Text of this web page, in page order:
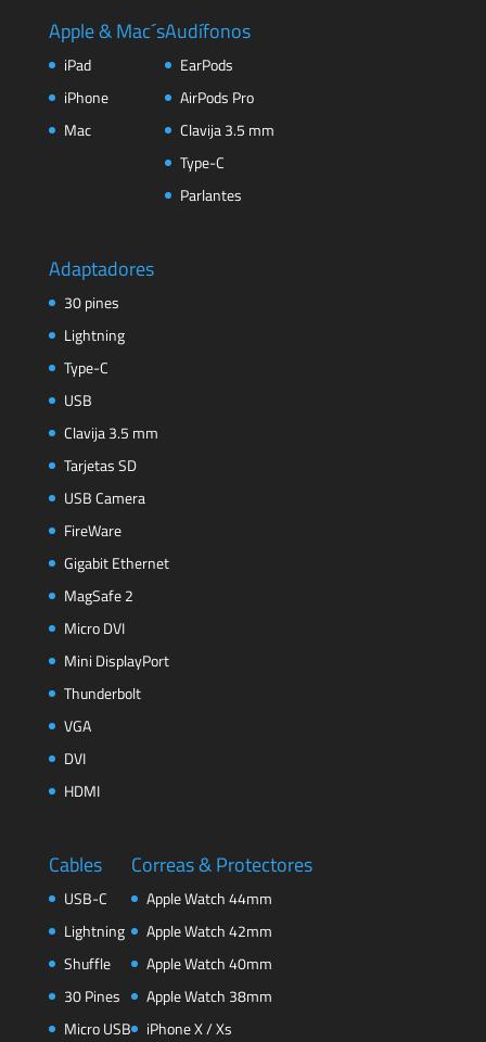
Apple & Mac´s
iPad
iPhone
Mac
Audífonos
EarPods
AirPods Pro
Clavija 3.5 mm
Type-C
Parlantes
Adaptadores
30 pines
Lightning
Type-C
USB
Clavija 3.5 mm
Tarjetas SD
USB Camera
FireWare
Gigabit Ethernet
MagSafe 2
Micro DVI
Mini DisplayPort
Thunderbolt
VGA
DVI
HDMI
Cables
USB-C
Lightning
Shuffle
30 Pines
Micro USB
Correas & Protectores
Apple Watch 44mm
Apple Watch 42mm
Apple Watch 40mm
Apple Watch 38mm
iPhone X / Xs